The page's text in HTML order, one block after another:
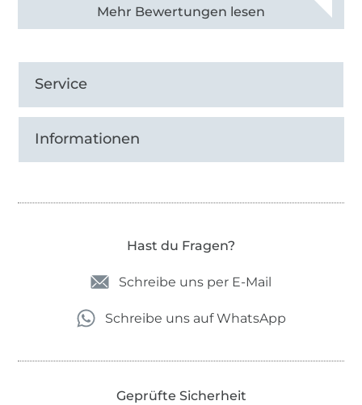
Alle 82990 Bewertungen ansehen
Service
Informationen
Hast du Fragen?
Schreibe uns per E-Mail
Schreibe uns auf WhatsApp
Geprüfte Sicherheit